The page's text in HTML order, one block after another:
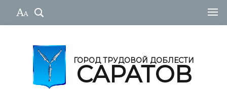
ГОРОД ТРУДОВОЙ ДОБЛЕСТИ
САРАТОВ